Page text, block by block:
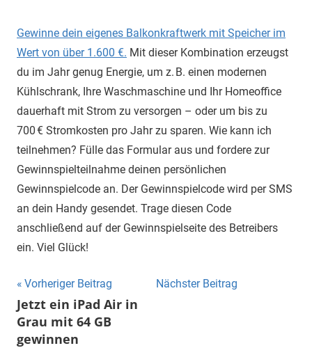
Gewinne dein eigenes Balkonkraftwerk mit Speicher im
Wert von über 1.600 €. Mit dieser Kombination erzeugst
du im Jahr genug Energie, um z. B. einen modernen
Kühlschrank, Ihre Waschmaschine und Ihr Homeoffice
dauerhaft mit Strom zu versorgen – oder um bis zu
700 € Stromkosten pro Jahr zu sparen. Wie kann ich
teilnehmen? Fülle das Formular aus und fordere zur
Gewinnspielteilnahme deinen persönlichen
Gewinnspielcode an. Der Gewinnspielcode wird per SMS
an dein Handy gesendet. Trage diesen Code
anschließend auf der Gewinnspielseite des Betreibers
ein. Viel Glück!
Beitragsnavigation
Vorheriger Beitrag
Jetzt ein iPad Air in
Grau mit 64 GB
gewinnen
Nächster Beitrag